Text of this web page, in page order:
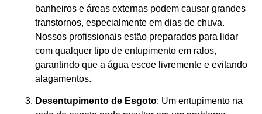
banheiros e áreas externas podem causar grandes
transtornos, especialmente em dias de chuva.
Nossos profissionais estão preparados para lidar
com qualquer tipo de entupimento em ralos,
garantindo que a água escoe livremente e evitando
alagamentos.
Desentupimento de Esgoto: Um entupimento na